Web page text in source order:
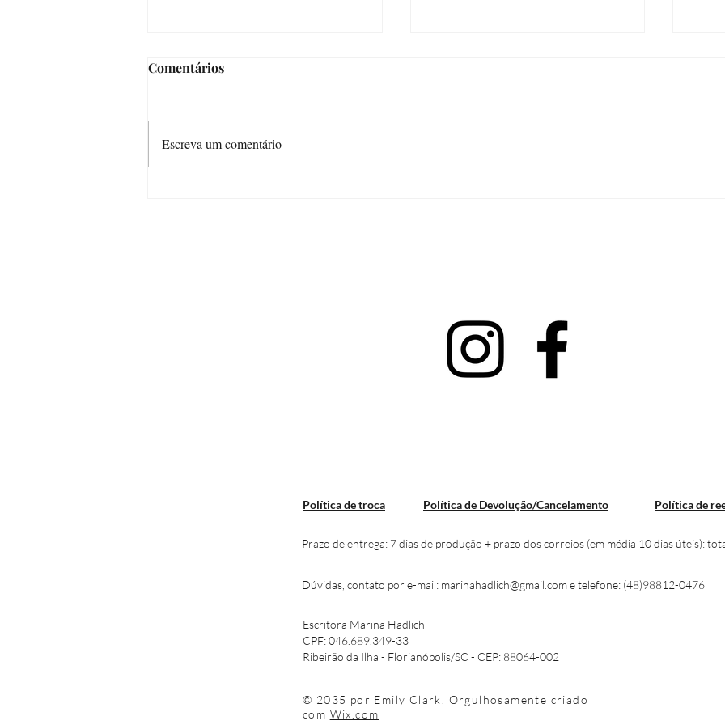
Comentários
Escreva um comentário
Política de troca Política de Devolução/Cancelamento Política de
Prazo de entrega: 7 dias de produção + prazo dos correios (em média 10 dias úteis):
Dúvidas, contato por e-mail: marinahadlich@gmail.come telefone: (48)98812-0476
Escritora Marina Hadlich
CPF: 046.689.349-33
Ribeirão da Ilha - Florianópolis/SC - CEP: 88064-002
© 2035 por Emily Clark. Orgulhosamente criado
com Wix.com